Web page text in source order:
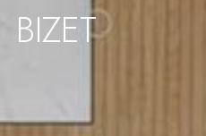
BIZET